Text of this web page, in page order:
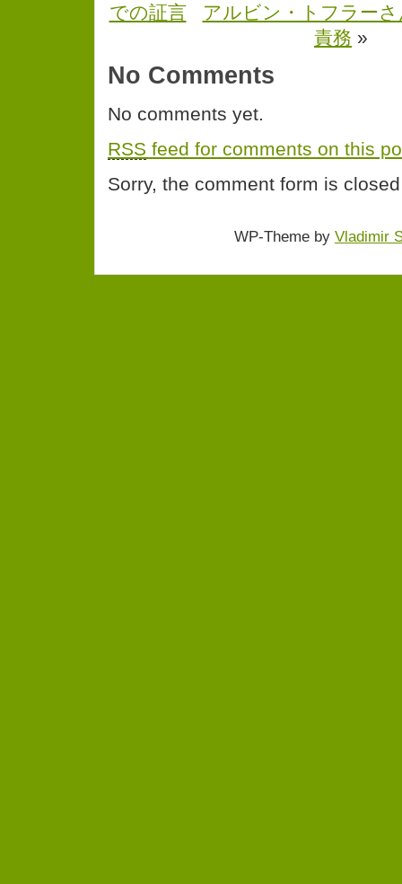
での証言
アルビン・トフラー
責務 »
No Comments
No comments yet.
RSS feed for comments on this
Sorry, the comment form is
WP-Theme by Vladimir